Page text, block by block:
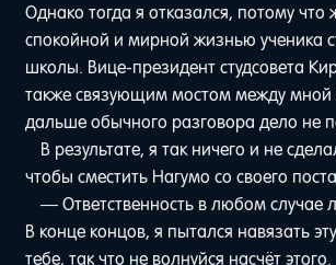
Однако тогда я отказался, потому что
спокойной и мирной жизнью ученика
школы. Вице-президент студсовета
также связующим мостом между мной
дальше обычного разговора дело не
В результате, я так ничего и не
чтобы сместить Нагумо со своего
— Ответственность в любом случае
В конце концов, я пытался навязать
тебе, так что не волнуйся насчёт этого.